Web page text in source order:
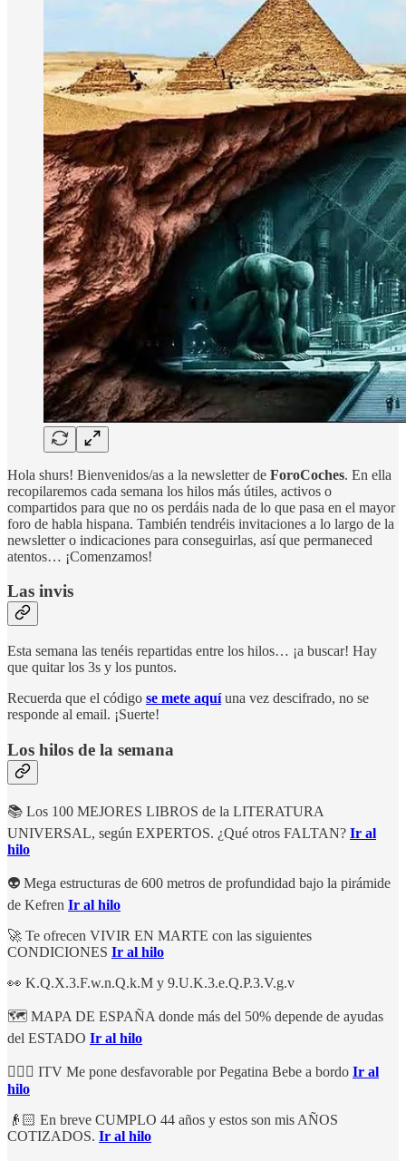
Hola shurs! Bienvenidos/as a la newsletter de ForoCoches. En ella
recopilaremos cada semana los hilos más útiles, activos o
compartidos para que no os perdáis nada de lo que pasa en el mayor
foro de habla hispana. También tendréis invitaciones a lo largo de la
newsletter o indicaciones para conseguirlas, así que permaneced
atentos… ¡Comenzamos!
Las invis
Esta semana las tenéis repartidas entre los hilos… ¡a buscar! Hay
que quitar los 3s y los puntos.
Recuerda que el código se mete aquí una vez descifrado, no se
responde al email. ¡Suerte!
Los hilos de la semana
📚 Los 100 MEJORES LIBROS de la LITERATURA
UNIVERSAL, según EXPERTOS. ¿Qué otros FALTAN? Ir al
hilo
👽 Mega estructuras de 600 metros de profundidad bajo la pirámide
de Kefren Ir al hilo
🚀 Te ofrecen VIVIR EN MARTE con las siguientes
CONDICIONES Ir al hilo
👀 K.Q.X.3.F.w.n.Q.k.M y 9.U.K.3.e.Q.P.3.V.g.v
🗺️ MAPA DE ESPAÑA donde más del 50% depende de ayudas
del ESTADO Ir al hilo
🤦🏻‍♂️ ITV Me pone desfavorable por Pegatina Bebe a bordo Ir al
hilo
👴🏻 En breve CUMPLO 44 años y estos son mis AÑOS
COTIZADOS. Ir al hilo